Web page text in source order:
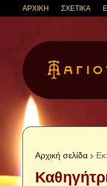
ΑΡΧΙΚΗ ΣΧΕΤΙΚΑ
Αρχική σελίδα